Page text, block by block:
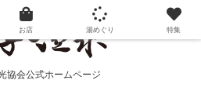
協会公式ホームページ
お店 湯めぐり 特集